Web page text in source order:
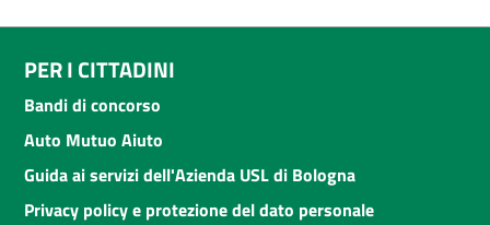
PER I CITTADINI
Bandi di concorso
Auto Mutuo Aiuto
Guida ai servizi dell'Azienda USL di Bologna
Privacy policy e protezione del dato personale